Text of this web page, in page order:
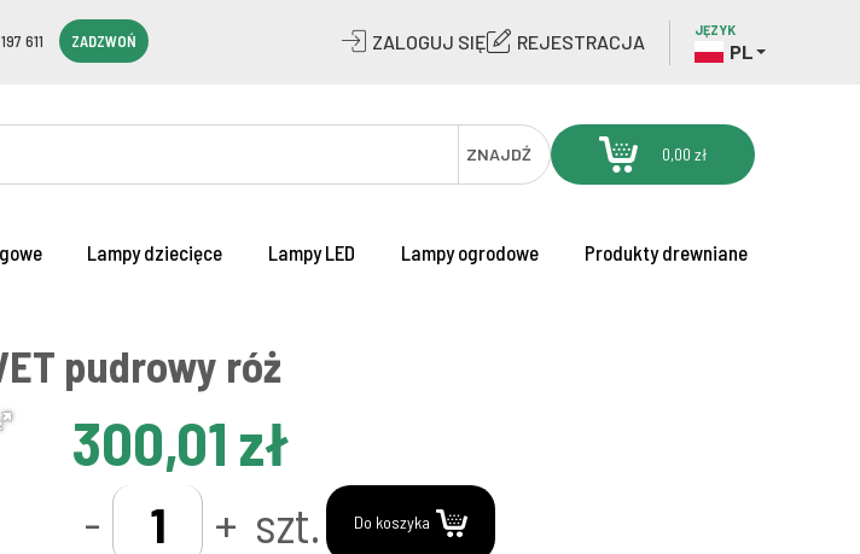
611 ZADZWOŃ ZALOGUJ SIĘ REJESTRACJA
JĘZYK
PL
ZNAJDŹ 0,00 zł
Lampy dziecięce Lampy LED Lampy ogrodowe Produkty drewniane
pudrowy róż
300,01 zł
- + szt. Do koszyka